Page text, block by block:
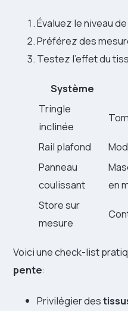
Évaluez le niveau
Préférez des
Testez l’effet du
Système
Tringle
inclinée
Rail plafond
Panneau
coulissant
en
Store sur
mesure
Voici une check-list
pente:
Privilégier des